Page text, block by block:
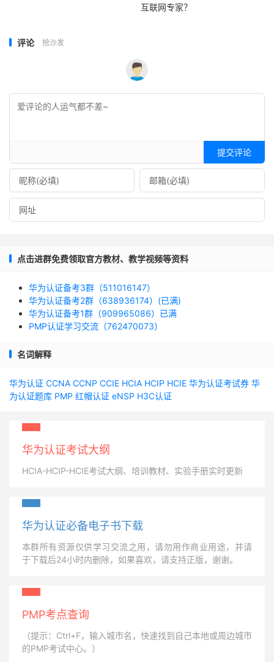
互联网专家？
评论 抢沙发
提交评论
点击进群免费领取官方教材、教学视频等资料
华为认证备考3群（511016147）
华为认证备考2群（638936174）(已满)
华为认证备考1群（909965086）已满
PMP认证学习交流（762470073）
名词解释
华为认证 CCNA CCNP CCIE HCIA HCIP HCIE 华为认证考试券 华
为认证题库 PMP 红帽认证 eNSP H3C认证
华为认证考试大纲
HCIA-HCIP-HCIE考试大纲、培训教材、实验手册实时更新
华为认证必备电子书下载
本群所有资源仅供学习交流之用，请勿用作商业用途，并请
于下载后24小时内删除，如果喜欢，请支持正版，谢谢。
PMP考点查询
（提示：Ctrl+F，输入城市名，快速找到自己本地或周边城市
的PMP考试中心。）